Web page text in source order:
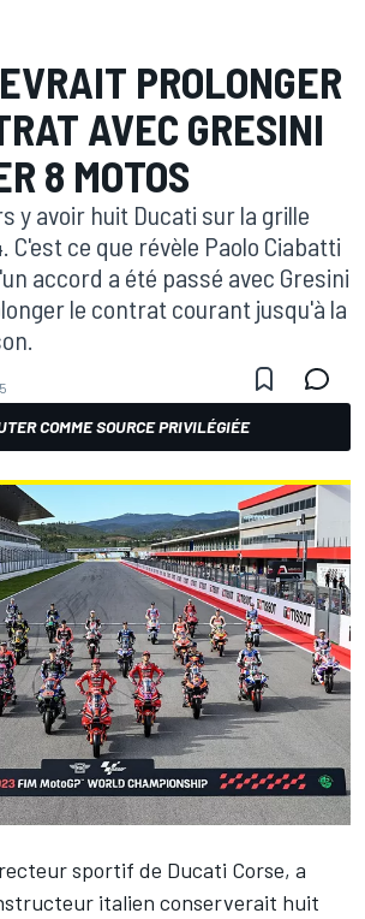
PROLONGER
AVEC GRESINI
8 MOTOS
y avoir huit Ducati sur la grille
C'est ce que révèle Paolo Ciabatti
accord a été passé avec Gresini
le contrat courant jusqu'à la
COMME SOURCE PRIVILÉGIÉE
sportif de Ducati Corse, a
italien conserverait huit